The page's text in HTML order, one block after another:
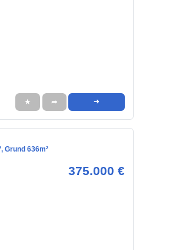
★ ➦ ➜
Grund 636m²
375.000 €